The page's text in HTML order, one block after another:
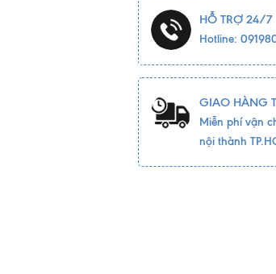
HỖ TRỢ 24/7
Hotline:
GIAO HÀNG
Miễn phí vận
nội thành